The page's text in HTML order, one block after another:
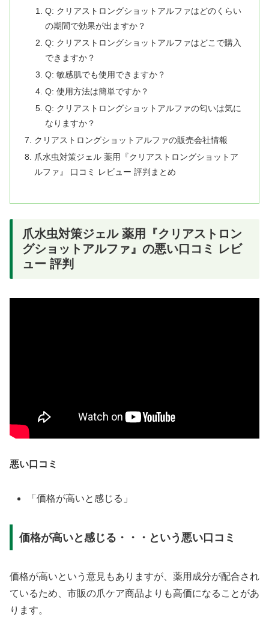
Q: クリアストロングショットアルファはどのくらい
の期間で効果が出ますか？
Q: クリアストロングショットアルファはどこで購入
できますか？
Q: 敏感肌でも使用できますか？
Q: 使用方法は簡単ですか？
Q: クリアストロングショットアルファの匂いは気に
なりますか？
クリアストロングショットアルファの販売会社情報
爪水虫対策ジェル 薬用『クリアストロングショットア
ルファ』 口コミ レビュー 評判まとめ
爪水虫対策ジェル 薬用『クリアストロン
グショットアルファ』の悪い口コミ レビ
ュー 評判
悪い口コミ
「価格が高いと感じる」
価格が高いと感じる・・・という悪い口コミ
価格が高いという意見もありますが、薬用成分が配合され
ているため、市販の爪ケア商品よりも高価になることがあ
ります。